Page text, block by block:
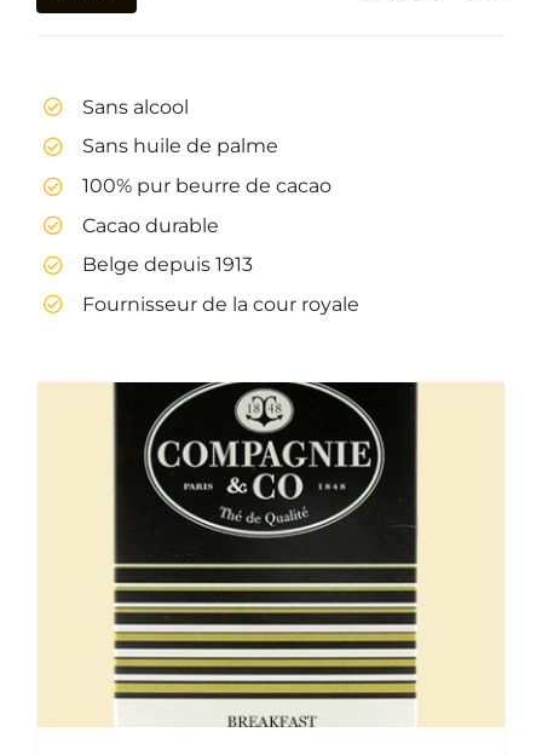
Sans alcool
Sans huile de palme
100% pur beurre de cacao
Cacao durable
Belge depuis 1913
Fournisseur de la cour royale